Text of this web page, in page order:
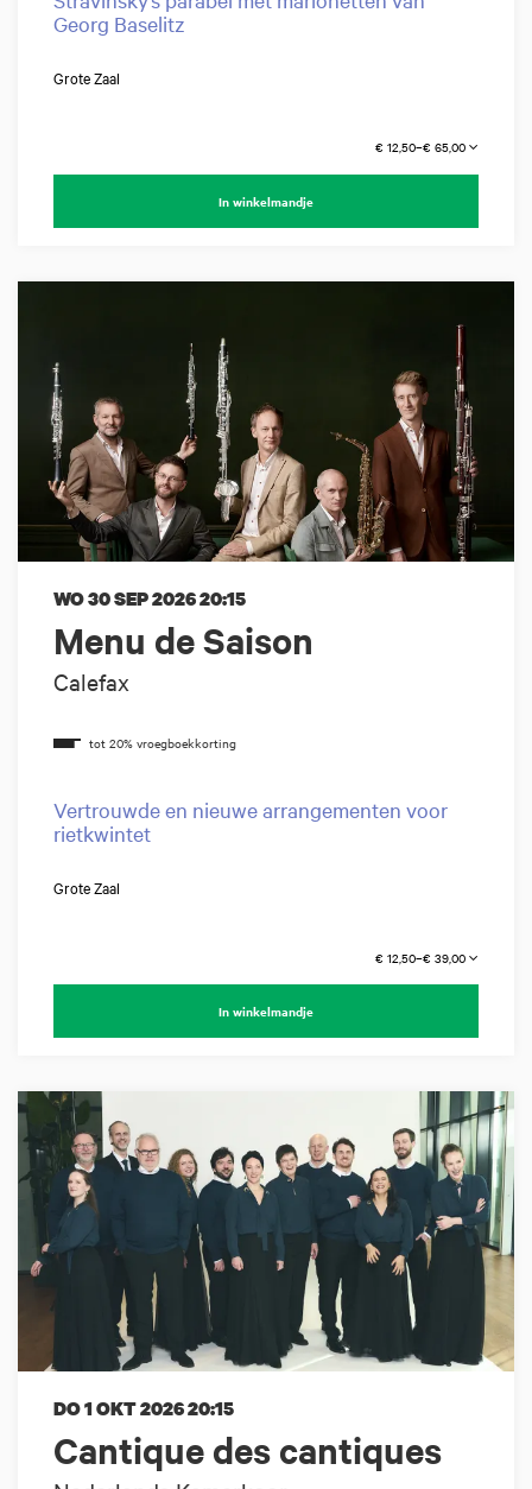
Georg Baselitz
Grote Zaal
€ 12,50–€ 65,00
In winkelmandje
Menu de Saison
Calefax
WO 30 SEP 202620:15
Vertrouwde en nieuwe arrangementen voor
rietkwintet
Grote Zaal
€ 12,50–€ 39,00
In winkelmandje
Cantique des cantiques
DO 1 OKT 202620:15